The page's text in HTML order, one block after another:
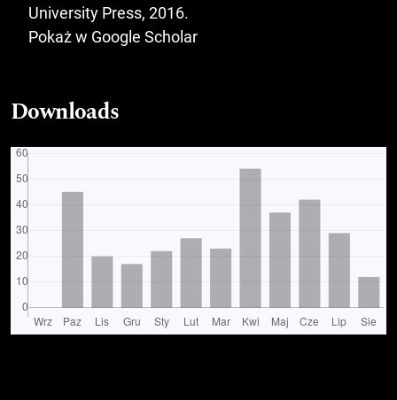
University Press, 2016.
Pokaż w Google Scholar
Downloads